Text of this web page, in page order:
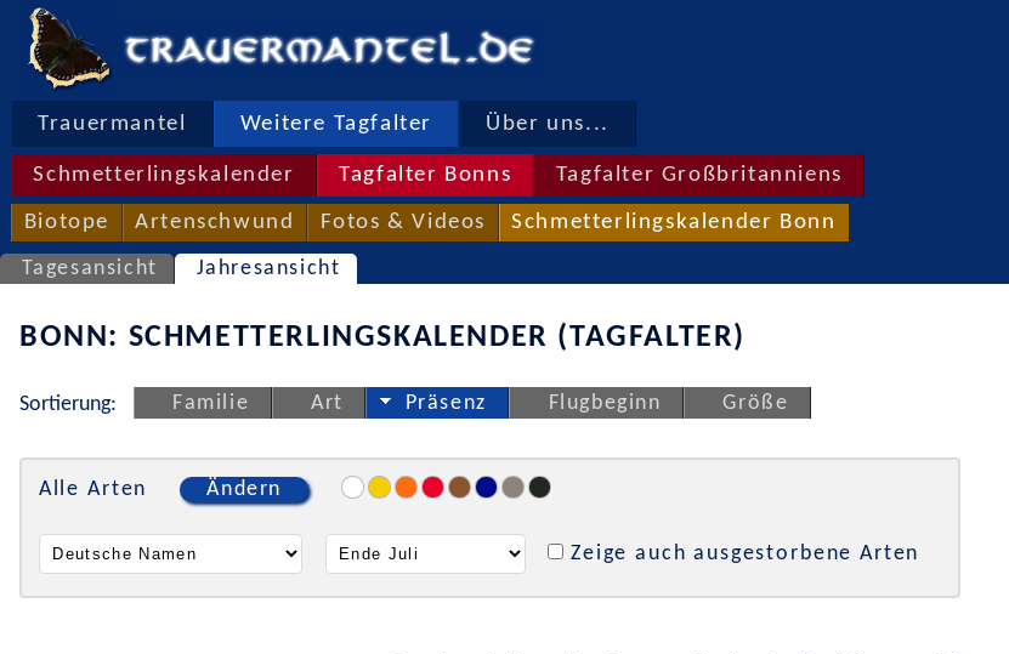
Trauermantel Weitere Tagfalter Über uns...
Schmetterlingskalender Tagfalter Bonns Tagfalter Großbritanniens
Biotope Artenschwund Fotos & Videos Schmetterlingskalender Bonn
Tagesansicht Jahresansicht
BONN: SCHMETTERLINGSKALENDER (TAGFALTER)
Sortierung: Familie Art Präsenz Flugbeginn Größe
Alle Arten Ändern
Zeige auch ausgestorbene Arten